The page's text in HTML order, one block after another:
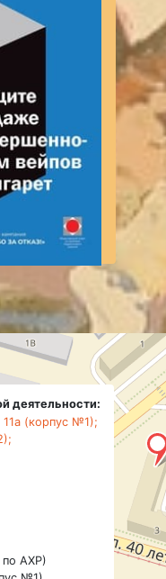
деятельности:
(корпус №1);
по АХР)